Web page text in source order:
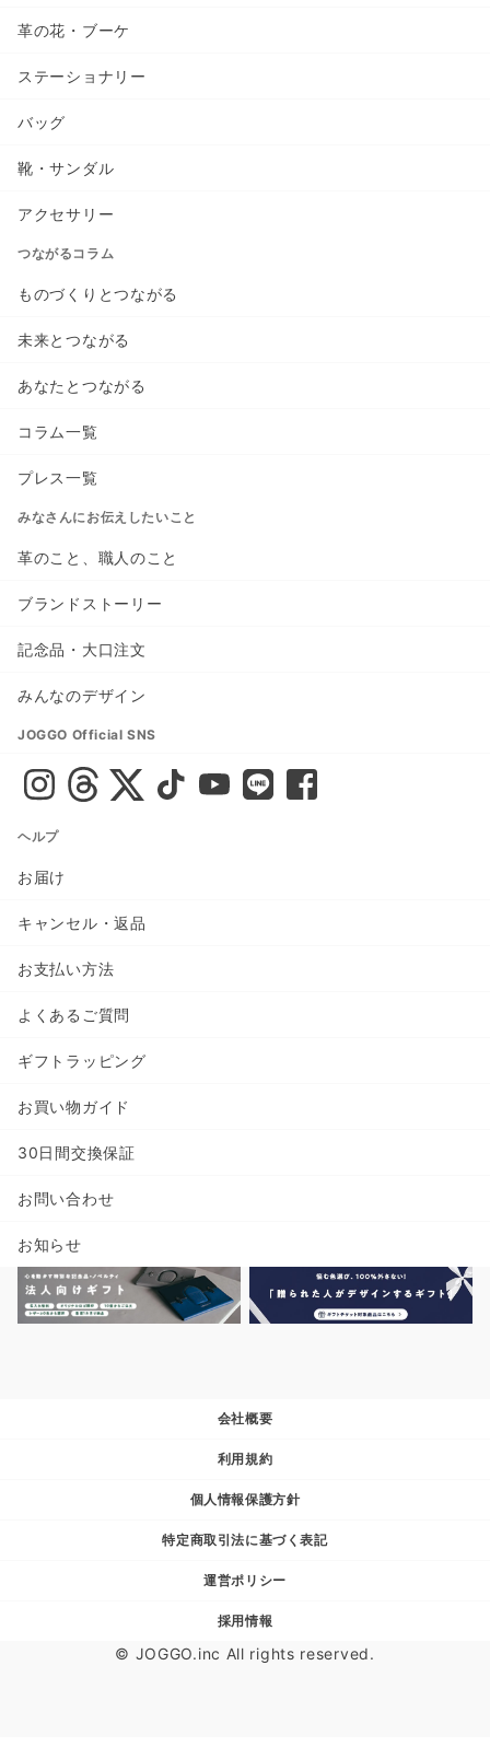
革の花・ブーケ
ステーショナリー
バッグ
靴・サンダル
アクセサリー
つながるコラム
ものづくりとつながる
未来とつながる
あなたとつながる
コラム一覧
プレス一覧
みなさんにお伝えしたいこと
革のこと、職人のこと
ブランドストーリー
記念品・大口注文
みんなのデザイン
JOGGO Official SNS
ヘルプ
お届け
キャンセル・返品
お支払い方法
よくあるご質問
ギフトラッピング
お買い物ガイド
30日間交換保証
お問い合わせ
お知らせ
会社概要
利用規約
個人情報保護方針
特定商取引法に基づく表記
運営ポリシー
採用情報
© JOGGO.inc All rights reserved.